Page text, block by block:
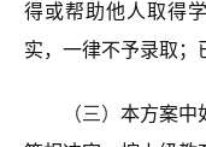
得或帮助他人取得
实，一律不予录取；
（三）本方案中